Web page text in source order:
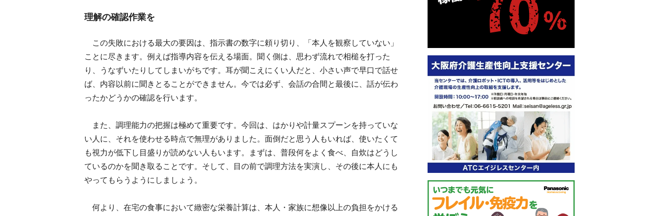
理解の確認作業を
この失敗における最大の要因は、指示書の数字に頼り切り、「本人を観察していない」
ことに尽きます。例えば指導内容を伝える場面。聞く側は、思わず流れで相槌を打った
り、うなずいたりしてしまいがちです。耳が聞こえにくい人だと、小さい声で早口で話せ
ば、内容以前に聞きとることができません。今では必ず、会話の合間と最後に、話が伝わ
ったかどうかの確認を行います。
また、調理能力の把握は極めて重要です。今回は、はかりや計量スプーンを持っていな
い人に、それを使わせる時点で無理がありました。面倒だと思う人もいれば、使いたくて
も視力が低下し目盛りが読めない人もいます。まずは、普段何をよく食べ、自炊はどうし
ているのかを聞き取ることです。そして、目の前で調理方法を実演し、その後に本人にも
やってもらうようにしましょう。
何より、在宅の食事において緻密な栄養計算は、本人・家族に想像以上の負担をかける